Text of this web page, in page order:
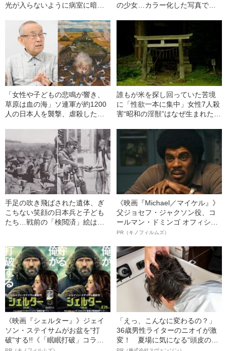
光が入らないように病室に暗幕
見たもの
の少女…カラー化した写真でよ
「女性や子どもの悲鳴が響き、
草原は血の海」ソ連軍が約1200
人の日本人を襲撃、虐殺した
誰もが米を探し回っていた苦境
に「性欲一本に集中」女性7人殺
害“昭和の淫獣”はなぜ生まれた
手足の吹き飛ばされた遺体、ぎ
こちない笑顔の日本兵と子ども
たち…戦前の「検閲済」絵はが
《映画『Michael／マイケル』》
父ジョセフ・ジャクソン役、コ
ールマン・ドミンゴ オフィシャ
ルインタビュー“観客を魅了した
語る”《日本興収70億円突破》
PR（キノフィルムズ）
《映画『シェルター』》ジェイ
ソン・ステイサムがお盆を“打
破”する!!《「眠眠打破」コラ
「えっ、こんなに変わるの？」
36歳男性ライターのニオイが激
変！ 夏場に気になる“頭皮のニ